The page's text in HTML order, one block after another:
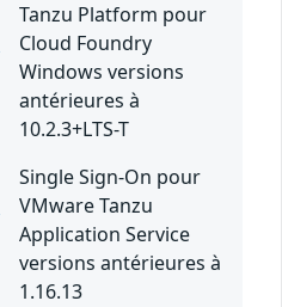
Tanzu Platform pour
Cloud Foundry
Windows versions
antérieures à
10.2.3+LTS-T
Single Sign-On pour
VMware Tanzu
Application Service
versions antérieures à
1.16.13